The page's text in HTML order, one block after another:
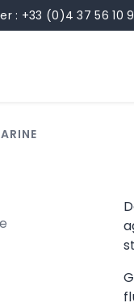
latéralePied de
: +33 (0)4 37 56 10